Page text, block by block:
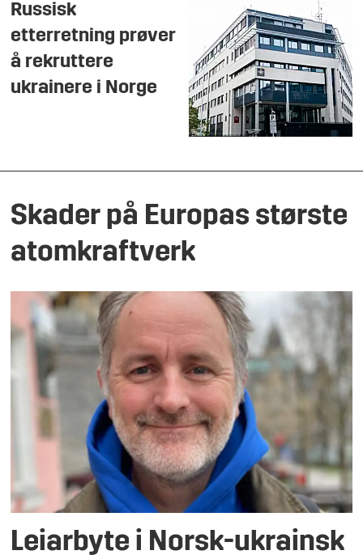
Russisk
etterretning prøver
å rekruttere
ukrainere i Norge
Skader på Europas største
atomkraftverk
Leiarbyte i Norsk-ukrainsk